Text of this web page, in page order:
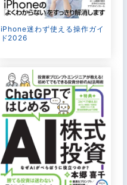
iPhone迷わず使える操作ガイ
ド2026